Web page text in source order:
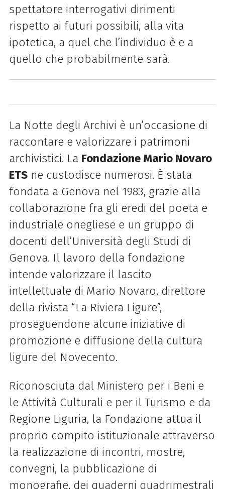
spettatore interrogativi dirimenti
rispetto ai futuri possibili, alla vita
ipotetica, a quel che l’individuo è e a
quello che probabilmente sarà.
La Notte degli Archivi è un’occasione di
raccontare e valorizzare i patrimoni
archivistici. La Fondazione Mario Novaro
ETSne custodisce numerosi. È stata
fondata a Genova nel 1983, grazie alla
collaborazione fra gli eredi del poeta e
industriale onegliese e un gruppo di
docenti dell’Università degli Studi di
Genova. Il lavoro della fondazione
intende valorizzare il lascito
intellettuale di Mario Novaro, direttore
della rivista “La Riviera Ligure”,
proseguendone alcune iniziative di
promozione e diffusione della cultura
ligure del Novecento.
Riconosciuta dal Ministero per i Beni e
le Attività Culturali e per il Turismo e da
Regione Liguria, la Fondazione attua il
proprio compito istituzionale attraverso
la realizzazione di incontri, mostre,
convegni, la pubblicazione di
monografie, dei quaderni quadrimestrali